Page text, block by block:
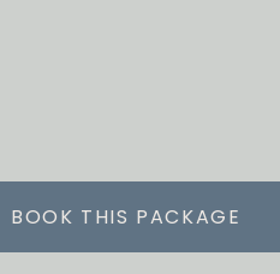
BOOK THIS PACKAGE